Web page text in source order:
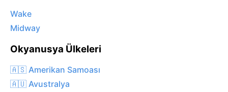
Wake
Midway
Okyanusya Ülkeleri
🇦🇸 Amerikan Samoası
🇦🇺 Avustralya